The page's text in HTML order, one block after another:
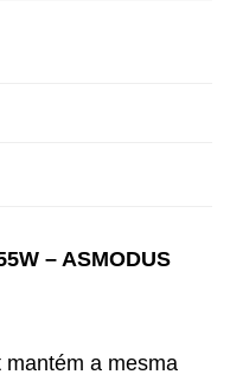
– ASMODUS
a mesma